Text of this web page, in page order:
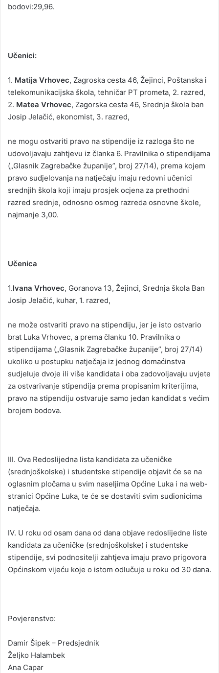
bodovi:29,96.
Učenici:
1. Matija Vrhovec, Zagroska cesta 46, Žejinci, Poštanska i
telekomunikacijska škola, tehničar PT prometa, 2. razred,
2. Matea Vrhovec, Zagorska cesta 46, Srednja škola ban
Josip Jelačić, ekonomist, 3. razred,
ne mogu ostvariti pravo na stipendije iz razloga što ne
udovoljavaju zahtjevu iz članka 6. Pravilnika o stipendijama
(„Glasnik Zagrebačke županije”, broj 27/14), prema kojem
pravo sudjelovanja na natječaju imaju redovni učenici
srednjih škola koji imaju prosjek ocjena za prethodni
razred srednje, odnosno osmog razreda osnovne škole,
najmanje 3,00.
Učenica
1.Ivana Vrhovec, Goranova 13, Žejinci, Srednja škola Ban
Josip Jelačić, kuhar, 1. razred,
ne može ostvariti pravo na stipendiju, jer je isto ostvario
brat Luka Vrhovec, a prema članku 10. Pravilnika o
stipendijama („Glasnik Zagrebačke županije”, broj 27/14)
ukoliko u postupku natječaja iz jednog domaćinstva
sudjeluje dvoje ili više kandidata i oba zadovoljavaju uvjete
za ostvarivanje stipendija prema propisanim kriterijima,
pravo na stipendiju ostvaruje samo jedan kandidat s većim
brojem bodova.
III. Ova Redoslijedna lista kandidata za učeničke
(srednjoškolske) i studentske stipendije objavit će se na
oglasnim pločama u svim naseljima Općine Luka i na web-
stranici Općine Luka, te će se dostaviti svim sudionicima
natječaja.
IV. U roku od osam dana od dana objave redoslijedne liste
kandidata za učeničke (srednjoškolske) i studentske
stipendije, svi podnositelji zahtjeva imaju pravo prigovora
Općinskom vijeću koje o istom odlučuje u roku od 30 dana.
Povjerenstvo:
Damir Šipek – Predsjednik
Željko Halambek
Ana Capar